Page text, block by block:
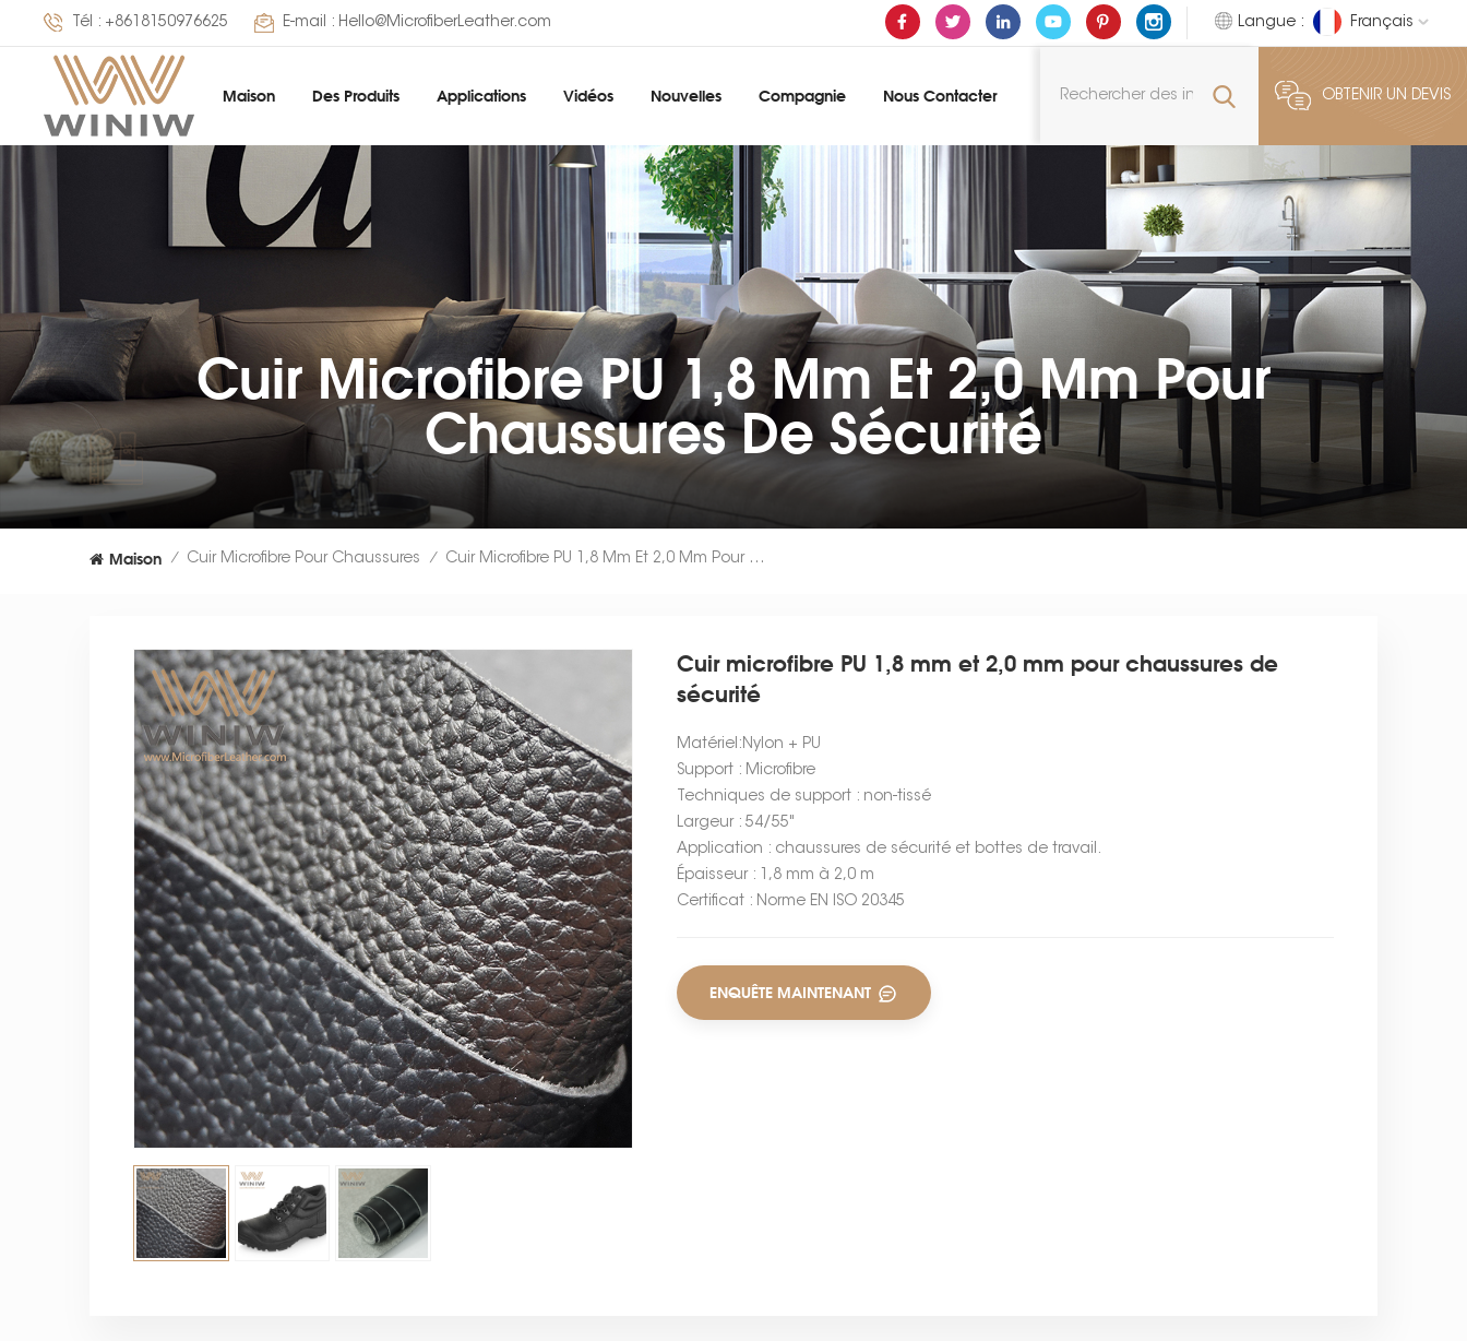
Tél : +8618150976625 E-mail : Hello@MicrofiberLeather.com Langue : Français
OBTENIR UN DEVIS
Maison Des Produits Applications Vidéos Nouvelles Compagnie Nous Contacter
Cuir Microfibre PU 1,8 Mm Et 2,0 Mm Pour
Chaussures De Sécurité
Maison / Cuir Microfibre Pour Chaussures / Cuir Microfibre PU 1,8 Mm Et 2,0 Mm Pour Chaussures De Sécurité
Cuir microfibre PU 1,8 mm et 2,0 mm pour chaussures de
sécurité
Matériel:Nylon + PU
Support : Microfibre
Techniques de support : non-tissé
Largeur : 54/55"
Application : chaussures de sécurité et bottes de travail.
Épaisseur : 1,8 mm à 2,0 m
Certificat : Norme EN ISO 20345
ENQUÊTE MAINTENANT